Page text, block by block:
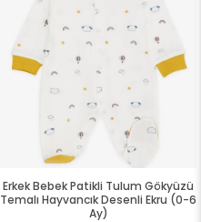
Erkek Bebek Patikli Tulum Gökyüzü
Temalı Hayvancık Desenli Ekru (0-6
Ay)